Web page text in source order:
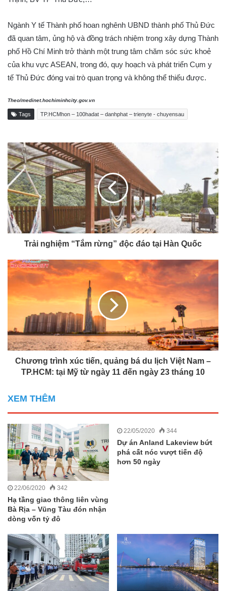
Ngành Y tế Thành phố hoan nghênh UBND thành phố Thủ Đức
đã quan tâm, ủng hộ và đồng trách nhiệm trong xây dựng Thành
phố Hồ Chí Minh trở thành một trung tâm chăm sóc sức khoẻ
của khu vực ASEAN, trong đó, quy hoạch và phát triển Cụm y
tế Thủ Đức đóng vai trò quan trọng và không thể thiếu được.
Theo/medinet.hochiminhcity.gov.vn
Tags TP.HCMhon – 100hadat – danhphat – trienyte - chuyensau
Trải nghiệm “Tắm rừng” độc đáo tại Hàn Quốc
Chương trình xúc tiến, quảng bá du lịch Việt Nam –
TP.HCM: tại Mỹ từ ngày 11 đến ngày 23 tháng 10
XEM THÊM
22/06/2020 342
Hạ tầng giao thông liên vùng
Bà Rịa – Vũng Tàu đón nhận
dòng vốn tỷ đô
22/05/2020 344
Dự án Anland Lakeview bứt
phá cất nóc vượt tiến độ
hơn 50 ngày